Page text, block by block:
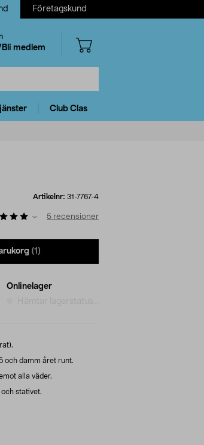
Företagskund
medlem
Club Clas
Artikelnr: 31-7767-4
5 recensioner
(1)
Onlinelager
och damm året runt.
alla väder.
stativet.